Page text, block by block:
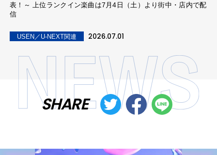
表！～ 上位ランクイン楽曲は7月4日（土）より街中・店内で配
信
USEN／U-NEXT関連 2026.07.01
SHARE